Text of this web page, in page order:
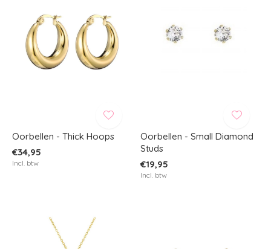
Oorbellen - Thick Hoops
€34,95
Incl. btw
Oorbellen - Small Diamond
Studs
€19,95
Incl. btw